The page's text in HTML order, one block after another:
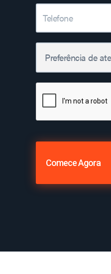
Comece Agora